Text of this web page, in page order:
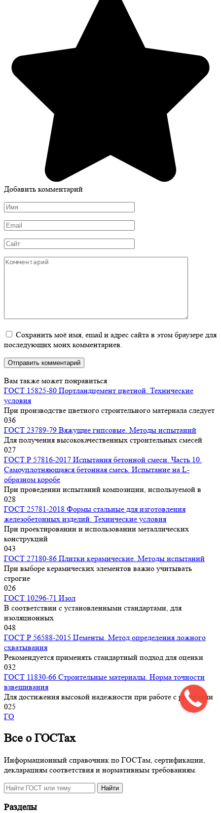
Добавить комментарий
Имя
Email
Сайт
Комментарий
Сохранить моё имя, email и адрес сайта в этом браузере для
последующих моих комментариев.
Вам также может понравиться
ГОСТ 15825-80 Портландцемент цветной. Технические
условия
При производстве цветного строительного материала следует
036
ГОСТ 23789-79 Вяжущие гипсовые. Методы испытаний
Для получения высококачественных строительных смесей
027
ГОСТ Р 57816-2017 Испытания бетонной смеси. Часть 10.
Самоуплотняющаяся бетонная смесь. Испытание на L-
образном коробе
При проведении испытаний композиции, используемой в
028
ГОСТ 25781-2018 Формы стальные для изготовления
железобетонных изделий. Технические условия
При проектировании и использовании металлических
конструкций
043
ГОСТ 27180-86 Плитки керамические. Методы испытаний
При выборе керамических элементов важно учитывать
строгие
026
ГОСТ 10296-71 Изол
В соответствии с установленными стандартами, для
изоляционных
048
ГОСТ Р 56588-2015 Цементы. Метод определения ложного
схватывания
Рекомендуется применять стандартный подход для оценки
032
ГОСТ 11830-66 Строительные материалы. Норма точности
взвешивания
Для достижения высокой надежности при работе с расчетами
025
ГО
Все о ГОСТах
Информационный справочник по ГОСТам, сертификации,
декларациям соответствия и нормативным требованиям.
Поиск
сайту
Найти
Разделы